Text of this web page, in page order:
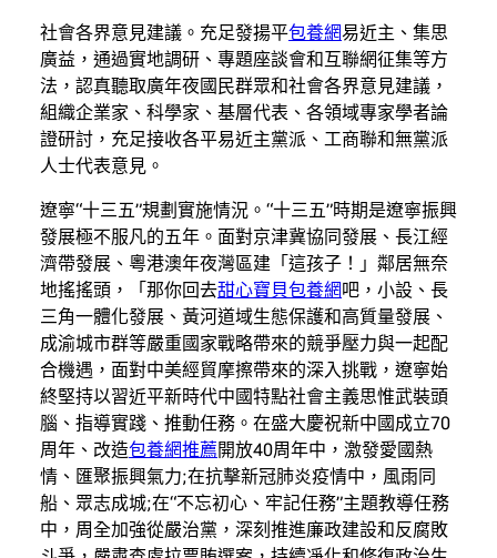
社會各界意見建議。充足發揚平包養網易近主、集思
廣益，通過實地調研、專題座談會和互聯網征集等方
法，認真聽取廣年夜國民群眾和社會各界意見建議，
組織企業家、科學家、基層代表、各領域專家學者論
證研討，充足接收各平易近主黨派、工商聯和無黨派
人士代表意見。
遼寧“十三五”規劃實施情況。“十三五”時期是遼寧振興
發展極不服凡的五年。面對京津冀協同發展、長江經
濟帶發展、粵港澳年夜灣區建「這孩子！」鄰居無奈
地搖搖頭，「那你回去甜心寶貝包養網吧，小設、長
三角一體化發展、黃河道域生態保護和高質量發展、
成渝城市群等嚴重國家戰略帶來的競爭壓力與一起配
合機遇，面對中美經貿摩擦帶來的深入挑戰，遼寧始
終堅持以習近平新時代中國特點社會主義思惟武裝頭
腦、指導實踐、推動任務。在盛大慶祝新中國成立70
周年、改造包養網推薦開放40周年中，激發愛國熱
情、匯聚振興氣力;在抗擊新冠肺炎疫情中，風雨同
船、眾志成城;在“不忘初心、牢記任務”主題教導任務
中，周全加強從嚴治黨，深刻推進廉政建設和反腐敗